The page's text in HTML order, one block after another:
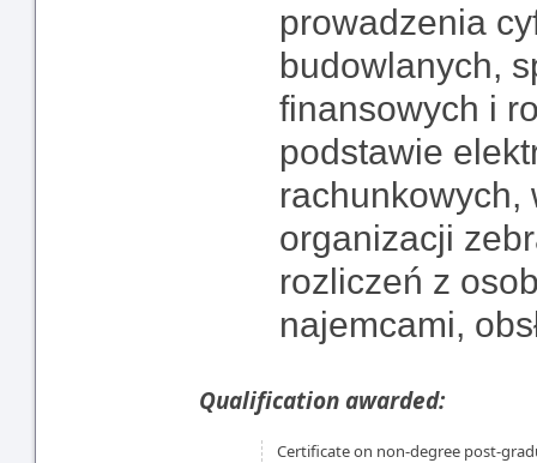
prowadzenia
budowlanych,
finansowych i
podstawie
rachunkowych,
organizacji
rozliczeń z
najemcami,
Qualification awarded:
Certificate on non-degree post-